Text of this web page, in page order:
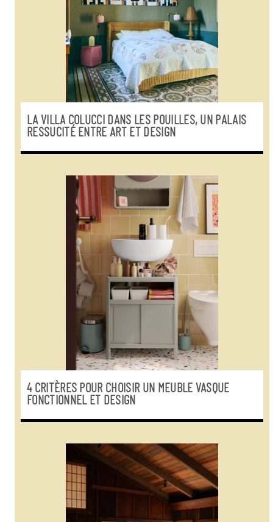
LA VILLA COLUCCI DANS LES POUILLES, UN PALAIS
RESSUCITÉ ENTRE ART ET DESIGN
4 CRITÈRES POUR CHOISIR UN MEUBLE VASQUE
FONCTIONNEL ET DESIGN